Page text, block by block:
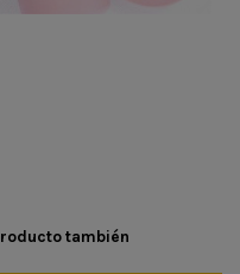
también